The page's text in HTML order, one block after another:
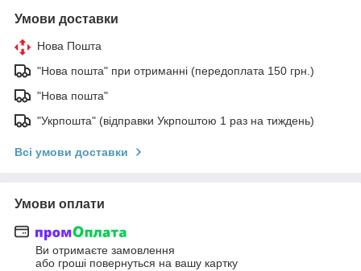
Умови доставки
Нова Пошта
"Нова пошта" при отриманні (передоплата 150 грн.)
"Нова пошта"
"Укрпошта" (відправки Укрпоштою 1 раз на тиждень)
Всі умови доставки
Умови оплати
Ви отримаєте замовлення
або гроші повернуться на вашу картку